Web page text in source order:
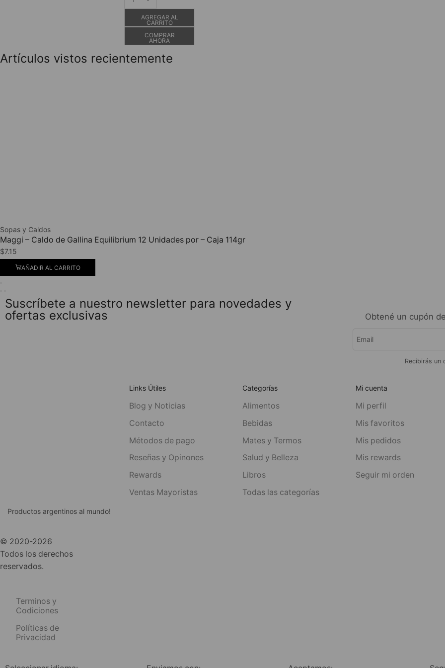
AGREGAR AL
CARRITO
COMPRAR
AHORA
Artículos vistos recientemente
Sopas y Caldos
Maggi – Caldo de Gallina Equilibrium 12 Unidades por – Caja 114gr
$7.15
AÑADIR AL CARRITO
Suscríbete a nuestro newsletter para novedades y
ofertas exclusivas
Obtené un cupón
Recibirás un
Productos argentinos al mundo!
© 2020-2026
Todos los derechos
reservados.
Terminos y
Codiciones
Políticas de
Privacidad
Links Útiles
Blog y Noticias
Contacto
Métodos de pago
Reseñas y Opinones
Rewards
Ventas Mayoristas
Categorías
Alimentos
Bebidas
Mates y Termos
Salud y Belleza
Libros
Todas las categorías
Mi cuenta
Mi perfil
Mis favoritos
Mis pedidos
Mis rewards
Seguir mi orden